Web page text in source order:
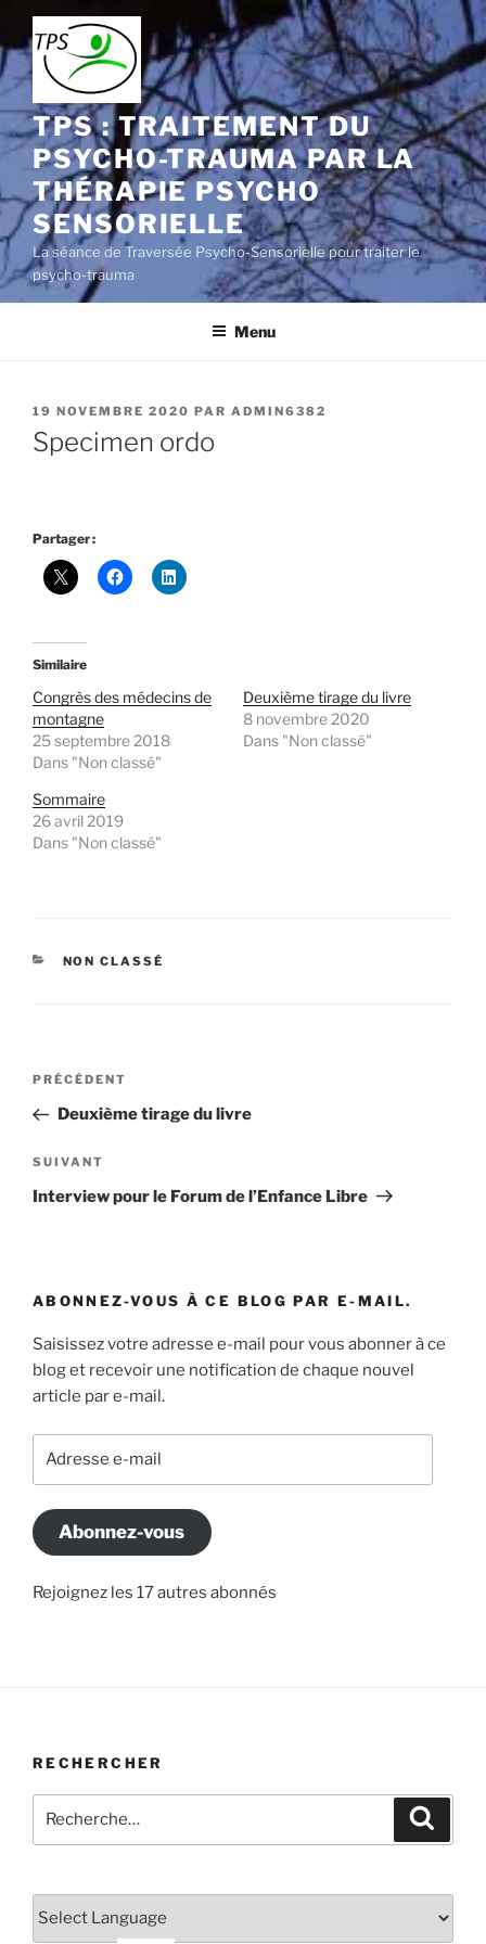
Aller
contenu
principal
TPS : TRAITEMENT DU
PSYCHO-TRAUMA PAR LA
THÉRAPIE PSYCHO
SENSORIELLE
La séance de Traversée Psycho-Sensorielle pour traiter le
psycho-trauma
Menu
PUBLIÉ
LE
19 NOVEMBRE 2020 PAR ADMIN6382
Specimen ordo
Partager :
Similaire
Congrès des médecins de
montagne
25 septembre 2018
Dans "Non classé"
Deuxième tirage du livre
8 novembre 2020
Dans "Non classé"
Sommaire
26 avril 2019
Dans "Non classé"
CATÉGORIES
NON CLASSÉ
Navigation
l’article
Article
précédent
PRÉCÉDENT
Deuxième tirage du livre
Article
suivant
SUIVANT
Interview pour le Forum de l’Enfance Libre
ABONNEZ-VOUS À CE BLOG PAR E-MAIL.
Saisissez votre adresse e-mail pour vous abonner à ce
blog et recevoir une notification de chaque nouvel
article par e-mail.
Abonnez-vous
Rejoignez les 17 autres abonnés
RECHERCHER
pour